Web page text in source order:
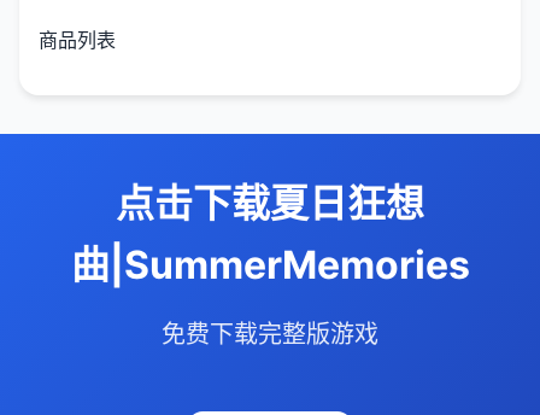
商品列表
点击下载夏日狂想
曲|SummerMemories
免费下载完整版游戏